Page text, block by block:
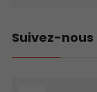
Suivez-nous